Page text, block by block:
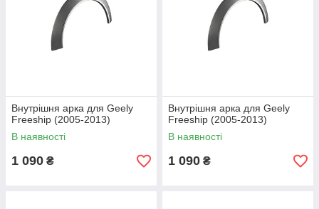
Внутрішня арка для Geely
Freeship (2005-2013)
В наявності
1 090 ₴
Внутрішня арка для Geely
Freeship (2005-2013)
В наявності
1 090 ₴